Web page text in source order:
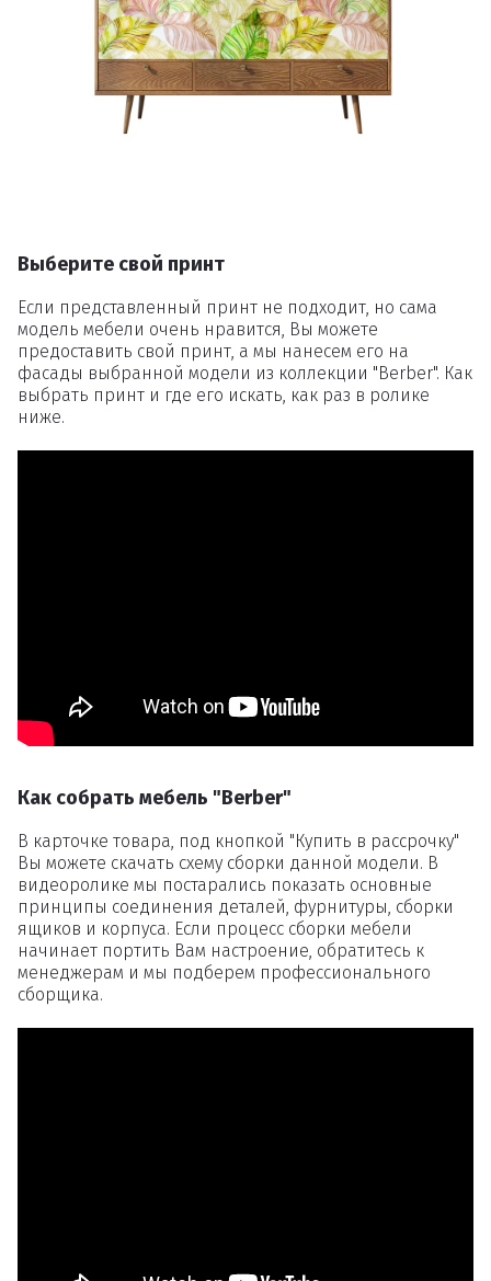
Выберите свой принт
Если представленный принт не подходит, но сама
модель мебели очень нравится, Вы можете
предоставить свой принт, а мы нанесем его на
фасады выбранной модели из коллекции "Berber". Как
выбрать принт и где его искать, как раз в ролике
ниже.
Как собрать мебель "Berber"
В карточке товара, под кнопкой "Купить в рассрочку"
Вы можете скачать схему сборки данной модели. В
видеоролике мы постарались показать основные
принципы соединения деталей, фурнитуры, сборки
ящиков и корпуса. Если процесс сборки мебели
начинает портить Вам настроение, обратитесь к
менеджерам и мы подберем профессионального
сборщика.
Удаление